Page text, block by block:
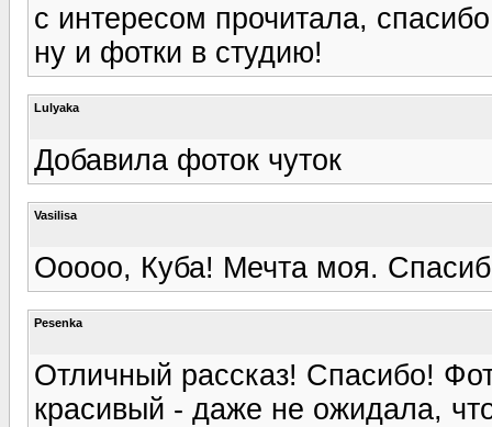
с интересом прочитала,
ну и фотки в студию!
Lulyaka
Добавила фоток чуток
Vasilisa
Ооооо, Куба! Мечта моя.
Pesenka
Отличный рассказ! Спасибо!
красивый - даже не ожидала,